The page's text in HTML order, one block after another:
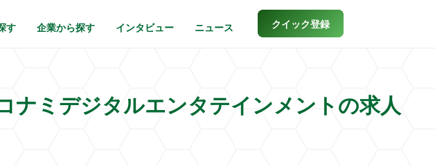
す 企業から探す インタビュー ニュース クイック登録
ナミデジタルエンタテインメントの求人